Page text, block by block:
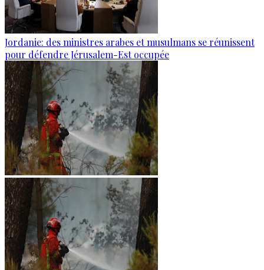
Jordanie: des ministres arabes et musulmans se réunissent
pour défendre Jérusalem-Est occupée